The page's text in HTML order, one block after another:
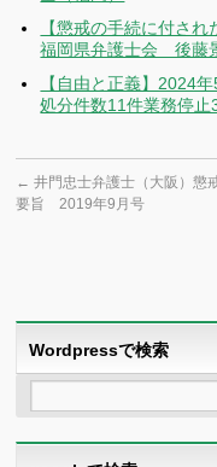
【懲戒の手続に付さ
福岡県弁護士会 後藤
【自由と正義】2024
処分件数11件業務停止
← 井門忠士弁護士（大阪）懲
要旨 2019年9月号
Wordpressで検索